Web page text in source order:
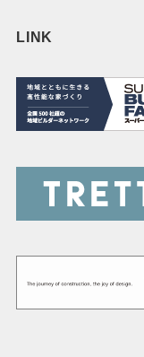
LINK